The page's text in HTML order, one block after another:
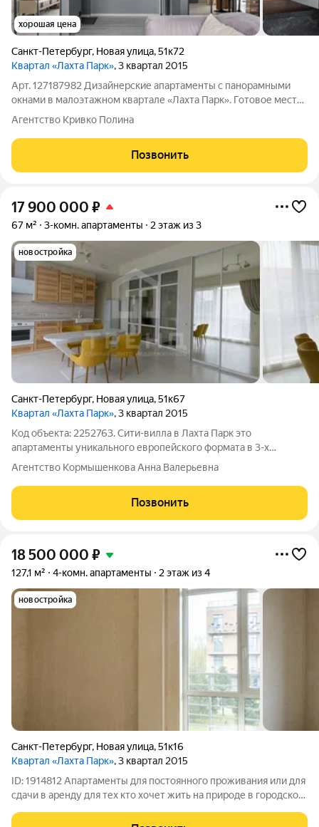
хорошая цена
Санкт-Петербург, Новая улица,51к72
Квартал «Лахта Парк», 3 квартал 2015
Арт. 127187982 Дизайнерские апартаменты с панорамными
окнами в малоэтажном квартале «Лахта Парк». Готовое место
для жизни у Лахтинского разлива идеальное сочетание
приватности загородной жизни и городской инфраструктуры.
Апартаменты расположены на
Агентство Кривко Полина
Позвонить
17 900 000 ₽
67 м² 3-комн. апартаменты 2 этаж из 3
новостройка
Санкт-Петербург, Новая улица,51к67
Квартал «Лахта Парк», 3 квартал 2015
Код объекта: 2252763. Сити-вилла в Лахта Парк это
апартаменты уникального европейского формата в 3-х
этажном доме на 3-4 семьи. Вы покупаете загородную жизнь в
городе. Огороженная круглосуточно охраняемая территория.
Светлая, стильная и удобная
Агентство Кормышенкова Анна Валерьевна
Позвонить
18 500 000 ₽
127,1 м² 4-комн. апартаменты 2 этаж из 4
новостройка
Санкт-Петербург, Новая улица,51к16
Квартал «Лахта Парк», 3 квартал 2015
ID: 1914812 Апартаменты для постоянного проживания или для
сдачи в аренду для тех кто хочет жить на природе в городской